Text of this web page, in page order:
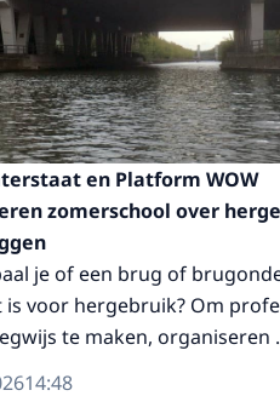
en Platform WOW
zomerschool over
je of een brug of
is voor hergebruik? Om
te maken, organiseren
14:48